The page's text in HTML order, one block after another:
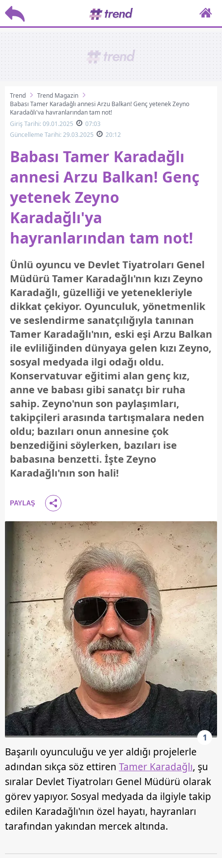
Trend
Trend Magazin
Babası Tamer Karadağlı annesi Arzu Balkan! Genç yetenek Zeyno
Karadağlı'ya hayranlarından tam not!
Giriş Tarihi: 09.01.2025
07:03
Güncelleme Tarihi: 29.03.2025
20:12
Babası Tamer Karadağlı
annesi Arzu Balkan! Genç
yetenek Zeyno
Karadağlı'ya
hayranlarından tam not!
Ünlü oyuncu ve Devlet Tiyatroları Genel
Müdürü Tamer Karadağlı'nın kızı Zeyno
Karadağlı, güzelliği ve yetenekleriyle
dikkat çekiyor. Oyunculuk, yönetmenlik
ve seslendirme sanatçılığıyla tanınan
Tamer Karadağlı'nın, eski eşi Arzu Balkan
ile evliliğinden dünyaya gelen kızı Zeyno,
sosyal medyada ilgi odağı oldu.
Konservatuvar eğitimi alan genç kız,
anne ve babası gibi sanatçı bir ruha
sahip. Zeyno'nun son paylaşımları,
takipçileri arasında tartışmalara neden
oldu; bazıları onun annesine çok
benzediğini söylerken, bazıları ise
babasına benzetti. İşte Zeyno
Karadağlı'nın son hali!
PAYLAŞ
1
Başarılı oyunculuğu ve yer aldığı projelerle
adından sıkça söz ettiren Tamer Karadağlı, şu
sıralar Devlet Tiyatroları Genel Müdürü olarak
görev yapıyor. Sosyal medyada da ilgiyle takip
edilen Karadağlı'nın özel hayatı, hayranları
tarafından yakından mercek altında.